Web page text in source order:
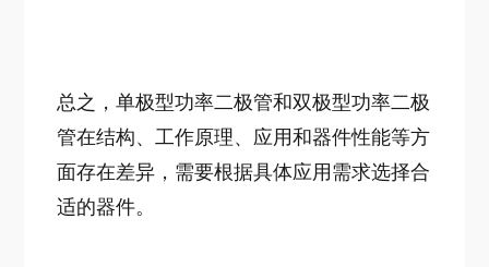
总之，单极型功率二极管和双极型功率二极
管在结构、工作原理、应用和器件性能等方
面存在差异，需要根据具体应用需求选择合
适的器件。